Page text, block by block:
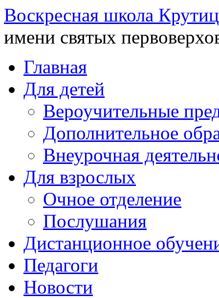
Воскресная школа
имени святых
Главная
Для детей
Вероучительные
Дополнительное
Внеурочная
Для взрослых
Очное отделение
Послушания
Дистанционное
Педагоги
Новости